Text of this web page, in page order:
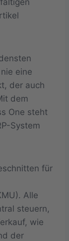
eine
der auch
dem
One steht
System
für
Alle
steuern,
wie
der